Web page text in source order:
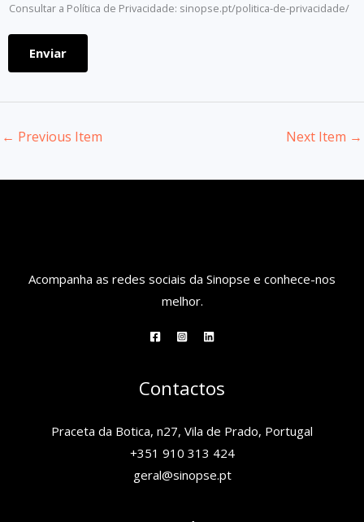
a
o
Consultar a Política de Privacidade: sinopse.pt/politica-de-privacidade/
Enviar
← Previous Item Next Item →
Acompanha as redes sociais da Sinopse e conhece-nos
melhor.
Contactos
Praceta da Botica, n27, Vila de Prado, Portugal
+351 910 313 424
geral@sinopse.pt